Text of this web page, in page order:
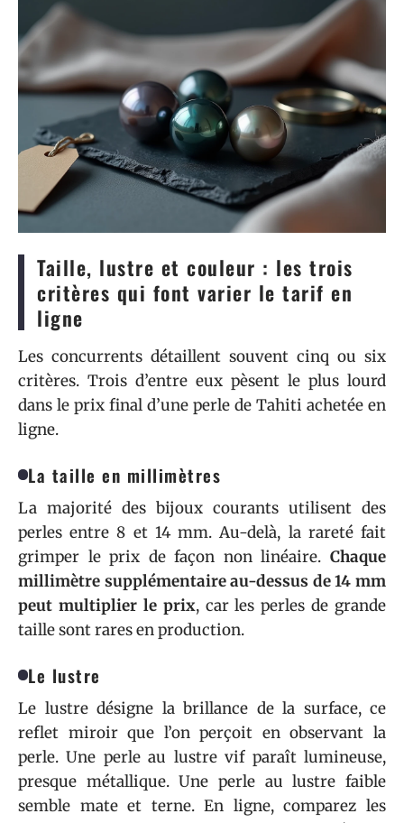
Taille, lustre et couleur : les trois
critères qui font varier le tarif en
ligne
Les concurrents détaillent souvent cinq ou six
critères. Trois d’entre eux pèsent le plus lourd
dans le prix final d’une perle de Tahiti achetée en
ligne.
La taille en millimètres
La majorité des bijoux courants utilisent des
perles entre 8 et 14 mm. Au-delà, la rareté fait
grimper le prix de façon non linéaire. Chaque
millimètre supplémentaire au-dessus de 14 mm
peut multiplier le prix, car les perles de grande
taille sont rares en production.
Le lustre
Le lustre désigne la brillance de la surface, ce
reflet miroir que l’on perçoit en observant la
perle. Une perle au lustre vif paraît lumineuse,
presque métallique. Une perle au lustre faible
semble mate et terne. En ligne, comparez les